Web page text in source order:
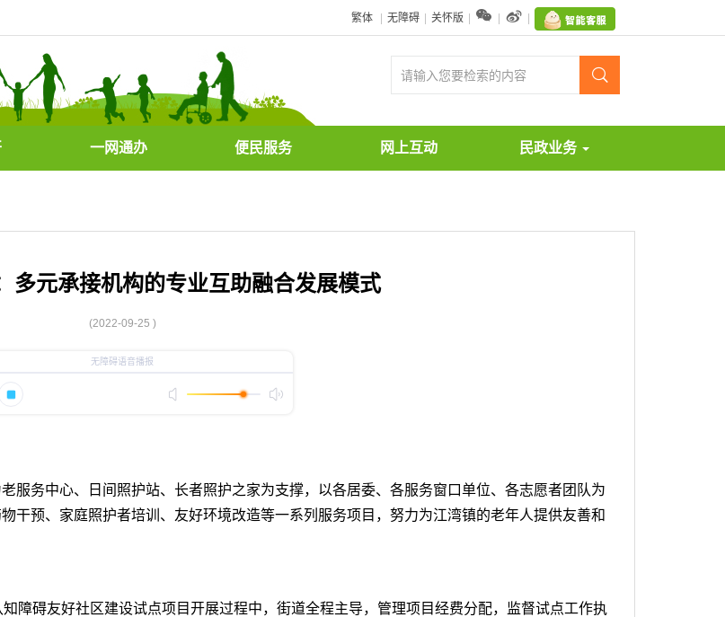
繁体 无障碍 关怀版  

一网通办 便民服务 网上互动 民政业务
多元承接机构的专业互助融合发展模式
(2022-09-25 )
服务中心、日间照护站、长者照护之家为支撑，以各居委、各服务窗口单位、各志愿者团队为
干预、家庭照护者培训、友好环境改造等一系列服务项目，努力为江湾镇的老年人提供友善和
障碍友好社区建设试点项目开展过程中，街道全程主导，管理项目经费分配，监督试点工作执